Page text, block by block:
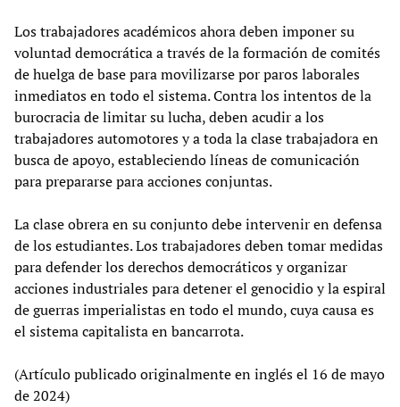
Los trabajadores académicos ahora deben imponer su
voluntad democrática a través de la formación de comités
de huelga de base para movilizarse por paros laborales
inmediatos en todo el sistema. Contra los intentos de la
burocracia de limitar su lucha, deben acudir a los
trabajadores automotores y a toda la clase trabajadora en
busca de apoyo, estableciendo líneas de comunicación
para prepararse para acciones conjuntas.
La clase obrera en su conjunto debe intervenir en defensa
de los estudiantes. Los trabajadores deben tomar medidas
para defender los derechos democráticos y organizar
acciones industriales para detener el genocidio y la espiral
de guerras imperialistas en todo el mundo, cuya causa es
el sistema capitalista en bancarrota.
(Artículo publicado originalmente en inglés el 16 de mayo
de 2024)